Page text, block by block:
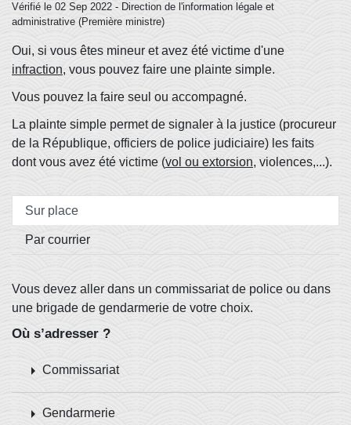
Vérifié le 02 Sep 2022 - Direction de l'information légale et
administrative (Première ministre)
Oui, si vous êtes mineur et avez été victime d'une
infraction, vous pouvez faire une plainte simple.
Vous pouvez la faire seul ou accompagné.
La plainte simple permet de signaler à la justice (procureur
de la République, officiers de police judiciaire) les faits
dont vous avez été victime (vol ou extorsion, violences,...).
Sur place
Par courrier
Vous devez aller dans un commissariat de police ou dans
une brigade de gendarmerie de votre choix.
Où s’adresser ?
arrow_right Commissariat
arrow_right Gendarmerie